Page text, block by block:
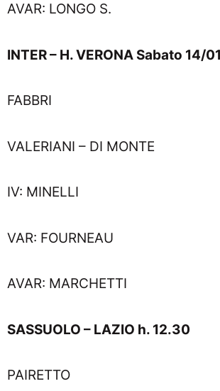
AVAR: LONGO S.
INTER – H. VERONA Sabato 14/
FABBRI
VALERIANI – DI MONTE
IV: MINELLI
VAR: FOURNEAU
AVAR: MARCHETTI
SASSUOLO – LAZIO h. 12.30
PAIRETTO